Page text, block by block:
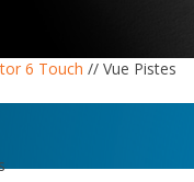
6 Touch // Vue Pistes